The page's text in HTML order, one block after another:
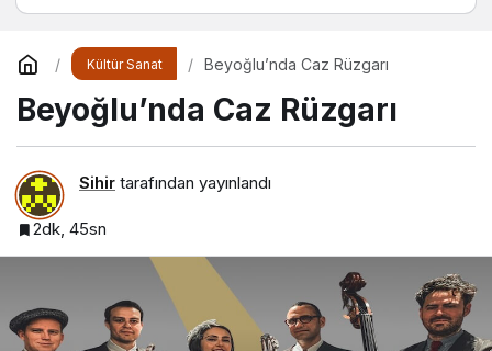
Kültür Sanat Beyoğlu’nda Caz Rüzgarı
Beyoğlu’nda Caz Rüzgarı
Sihir tarafından yayınlandı
2dk, 45sn